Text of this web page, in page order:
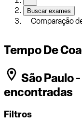
Buscar exames
Comparação
Tempo De
São Paulo
encontradas
Filtros